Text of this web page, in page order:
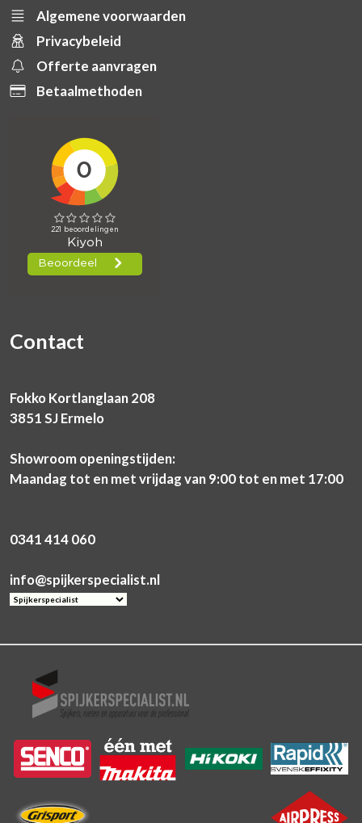
Algemene voorwaarden
Privacybeleid
Offerte aanvragen
Betaalmethoden
Contact
Fokko Kortlanglaan 208
3851 SJ Ermelo
Showroom openingstijden:
Maandag tot en met vrijdag van 9:00 tot en met 17:00
0341 414 060
info@spijkerspecialist.nl